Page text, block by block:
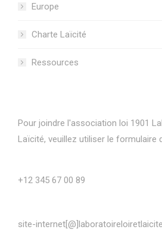
Europe
Charte Laïcité
Ressources
Pour joindre l'association loi 1901
Laïcité, veuillez utiliser le formulaire
+12 345 67 00 89
site-